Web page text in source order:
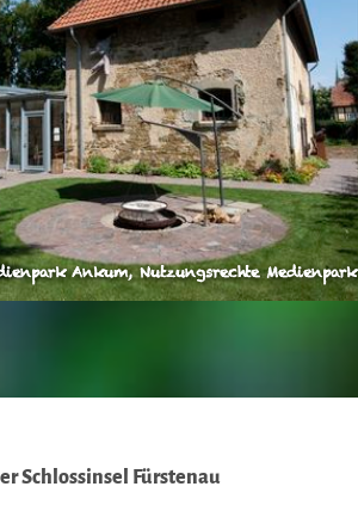
Ankum, Nutzungsrechte Medienpark
Schlossinsel Fürstenau